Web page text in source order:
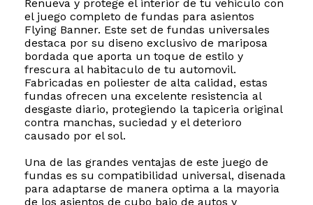
Renueva y protege el interior de tu vehiculo con
el juego completo de fundas para asientos
Flying Banner. Este set de fundas universales
destaca por su diseno exclusivo de mariposa
bordada que aporta un toque de estilo y
frescura al habitaculo de tu automovil.
Fabricadas en poliester de alta calidad, estas
fundas ofrecen una excelente resistencia al
desgaste diario, protegiendo la tapiceria original
contra manchas, suciedad y el deterioro
causado por el sol.
Una de las grandes ventajas de este juego de
fundas es su compatibilidad universal, disenada
para adaptarse de manera optima a la mayoria
de los asientos de cubo bajo de autos y